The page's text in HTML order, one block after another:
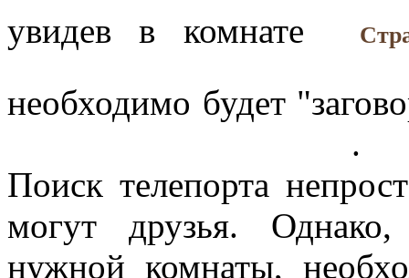
увидев в комнате
необходимо будет
.
Поиск телепорта
могут друзья.
нужной комнаты,